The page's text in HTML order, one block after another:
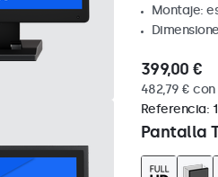
Montaje:
399,00 €
482,79 € con
Pantalla
Referencia: